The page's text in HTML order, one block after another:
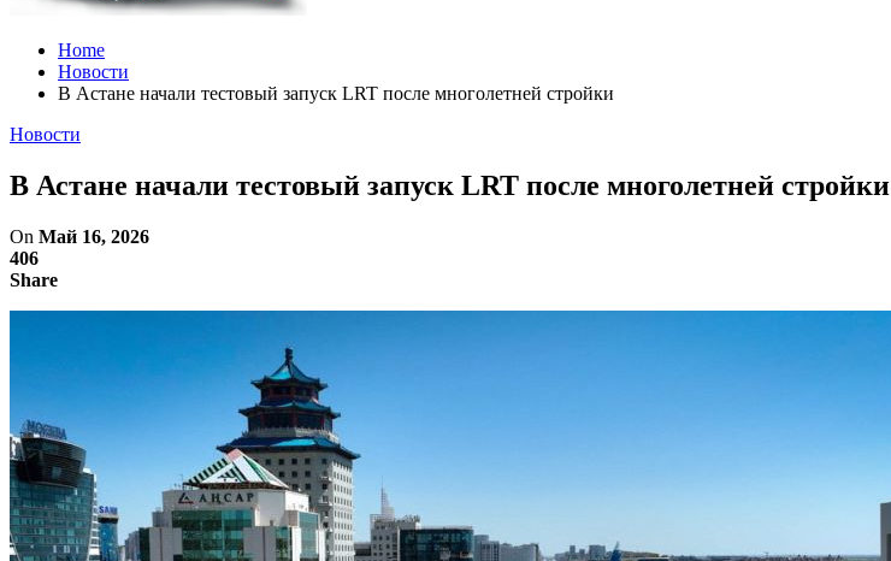
Home
Новости
В Астане начали тестовый запуск LRT после многолетней стройки
Новости
В Астане начали тестовый запуск LRT после многолетней стройки
On Май 16, 2026
406
Share